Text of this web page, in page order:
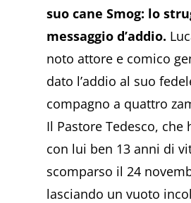
suo cane Smog: lo
messaggio d’addio.
noto attore e comico
dato l’addio al suo
compagno a quattro
Il Pastore Tedesco, che
con lui ben 13 anni di
scomparso il 24
lasciando un vuoto